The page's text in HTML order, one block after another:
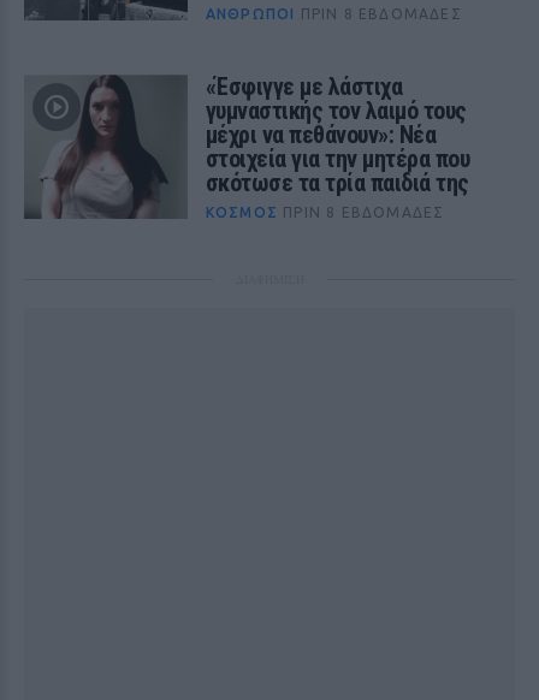
ΆΝΘΡΩΠΟΙ ΠΡΙΝ 8 ΕΒΔΟΜΆΔΕΣ
«Έσφιγγε με λάστιχα
γυμναστικής τον λαιμό τους
μέχρι να πεθάνουν»: Νέα
στοιχεία για την μητέρα που
σκότωσε τα τρία παιδιά της
ΚΌΣΜΟΣ ΠΡΙΝ 8 ΕΒΔΟΜΆΔΕΣ